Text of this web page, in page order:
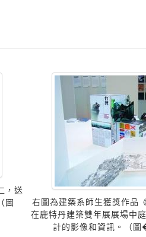
，送
圖
右圖為建築系師生獲獎作品
在鹿特丹建築雙年展展場中
計的影像和資訊。（圖